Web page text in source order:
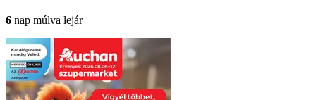
6 nap múlva lejár